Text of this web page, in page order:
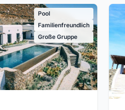
Pool
Familienfreundlich
Große Gruppe